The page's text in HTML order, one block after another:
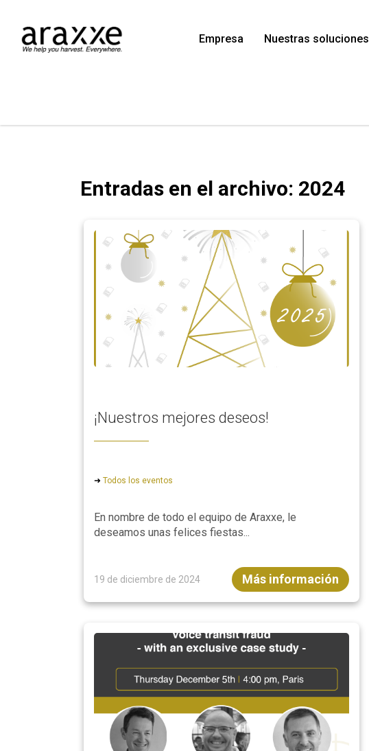
Empresa Nuestras soluciones
Entradas en el archivo: 2024
¡Nuestros mejores deseos!
➜ Todos los eventos
En nombre de todo el equipo de Araxxe, le
deseamos unas felices fiestas...
19 de diciembre de 2024 Más información